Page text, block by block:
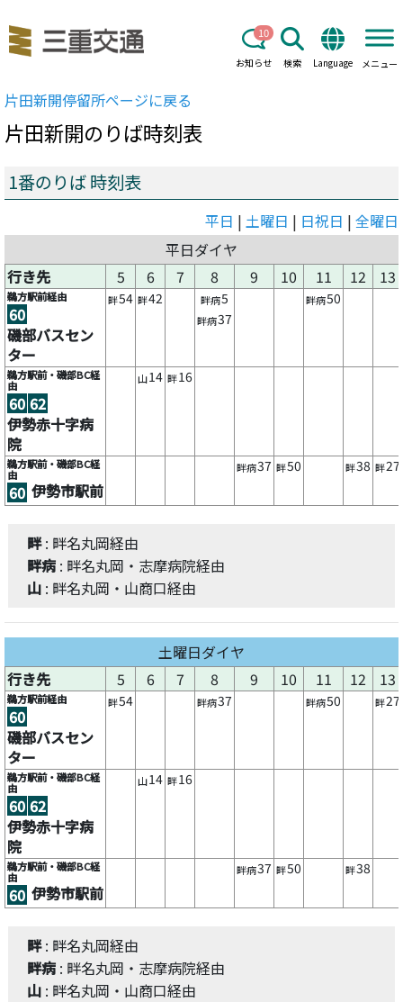
お知らせ
10
検索 Language メニュー
片田新開停留所ページに戻る
片田新開のりば時刻表
1番のりば 時刻表
平日 | 土曜日 | 日祝日 | 全曜日
平日ダイヤ
行き先
5 6 7 8 9 10 11 12 13
鵜方駅前経由
60
磯部バスセン
ター
畔54 畔42 畔病5
畔病37
畔病50
鵜方駅前・磯部BC経
由
60 62
伊勢赤十字病
院
山14 畔16
鵜方駅前・磯部BC経
由
60 伊勢市駅前
畔病37 畔50 畔38 畔27
畔: 畔名丸岡経由
畔病 : 畔名丸岡・志摩病院経由
山 : 畔名丸岡・山商口経由
土曜日ダイヤ
行き先
5 6 7 8 9 10 11 12 13
鵜方駅前経由
60
磯部バスセン
ター
畔54 畔病37 畔病50 畔27
鵜方駅前・磯部BC経
由
60 62
伊勢赤十字病
院
山14 畔16
鵜方駅前・磯部BC経
由
60 伊勢市駅前
畔病37 畔50 畔38
畔: 畔名丸岡経由
畔病 : 畔名丸岡・志摩病院経由
山 : 畔名丸岡・山商口経由